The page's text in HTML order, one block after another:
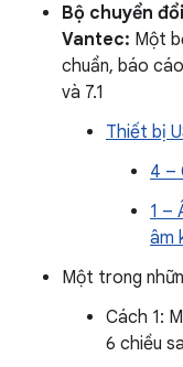
Bộ chuyển
Vantec: Một
chuẩn, báo
và 7.1
Thiết bị
4 –
1 –
âm
Một trong
Cách 1:
6 chiều